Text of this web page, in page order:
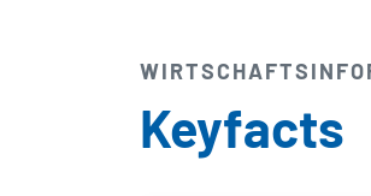
Keyfacts